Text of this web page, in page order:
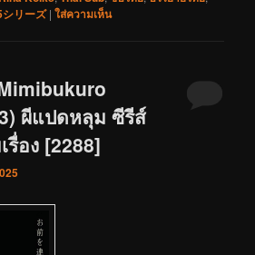
リーズ |ใส่ความเห็น
ผีแปดหลุม ซีรีส์
รื่อง [2288]